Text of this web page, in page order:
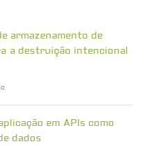
armazenamento de
a destruição intencional
em APIs como
dados